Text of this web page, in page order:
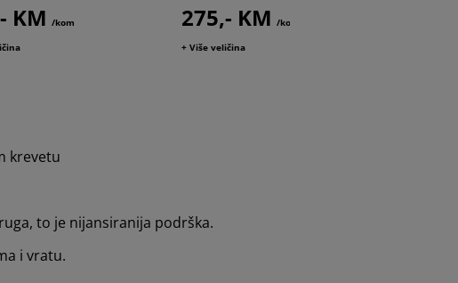
KM /kom
275,- KM /kom
+ Više veličina
krevetu
to je nijansiranija podrška.
i vratu.